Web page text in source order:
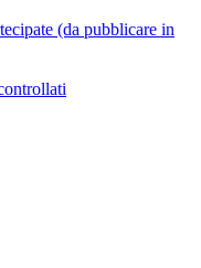
(da pubblicare in